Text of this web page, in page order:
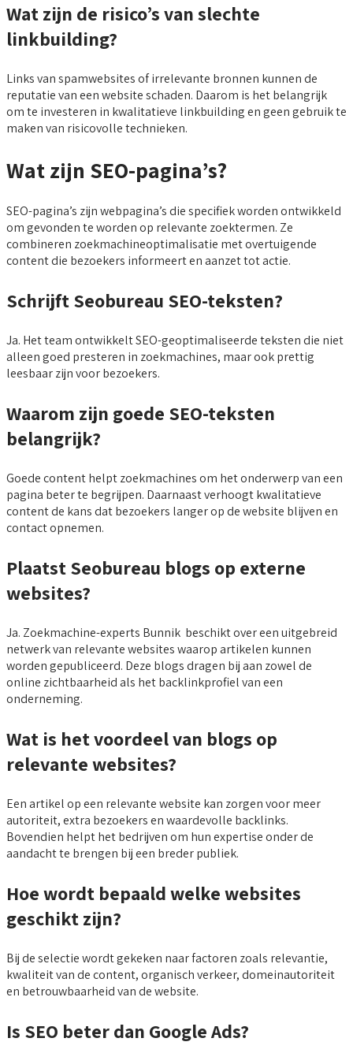
Wat zijn de risico’s van slechte
linkbuilding?
Links van spamwebsites of irrelevante bronnen kunnen de
reputatie van een website schaden. Daarom is het belangrijk
om te investeren in kwalitatieve linkbuilding en geen gebruik te
maken van risicovolle technieken.
Wat zijn SEO-pagina’s?
SEO-pagina’s zijn webpagina’s die specifiek worden ontwikkeld
om gevonden te worden op relevante zoektermen. Ze
combineren zoekmachineoptimalisatie met overtuigende
content die bezoekers informeert en aanzet tot actie.
Schrijft Seobureau SEO-teksten?
Ja. Het team ontwikkelt SEO-geoptimaliseerde teksten die niet
alleen goed presteren in zoekmachines, maar ook prettig
leesbaar zijn voor bezoekers.
Waarom zijn goede SEO-teksten
belangrijk?
Goede content helpt zoekmachines om het onderwerp van een
pagina beter te begrijpen. Daarnaast verhoogt kwalitatieve
content de kans dat bezoekers langer op de website blijven en
contact opnemen.
Plaatst Seobureau blogs op externe
websites?
Ja. Zoekmachine-experts Bunnik beschikt over een uitgebreid
netwerk van relevante websites waarop artikelen kunnen
worden gepubliceerd. Deze blogs dragen bij aan zowel de
online zichtbaarheid als het backlinkprofiel van een
onderneming.
Wat is het voordeel van blogs op
relevante websites?
Een artikel op een relevante website kan zorgen voor meer
autoriteit, extra bezoekers en waardevolle backlinks.
Bovendien helpt het bedrijven om hun expertise onder de
aandacht te brengen bij een breder publiek.
Hoe wordt bepaald welke websites
geschikt zijn?
Bij de selectie wordt gekeken naar factoren zoals relevantie,
kwaliteit van de content, organisch verkeer, domeinautoriteit
en betrouwbaarheid van de website.
Is SEO beter dan Google Ads?